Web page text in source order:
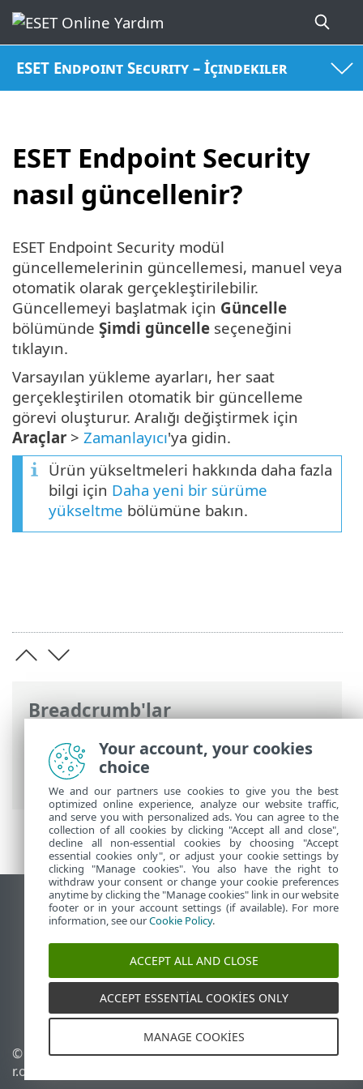
ESET Endpoint Security – İçindekiler
ESET Endpoint Security
nasıl güncellenir?
Breadcrumb'lar
ESET Online Yardım>ESET Endpoint
Security >SSS> ESET Endpoint Security
nasıl güncellenir?
ESET Endpoint Security modül
güncellemelerinin güncellemesi, manuel veya
otomatik olarak gerçekleştirilebilir.
Güncellemeyi başlatmak için Güncelle
bölümünde Şimdi güncelle seçeneğini
tıklayın.
Varsayılan yükleme ayarları, her saat
gerçekleştirilen otomatik bir güncelleme
görevi oluşturur. Aralığı değiştirmek için
Araçlar > Zamanlayıcı'ya gidin.
Ürün yükseltmeleri hakkında daha fazla
bilgi için Daha yeni bir sürüme
yükseltme bölümüne bakın.
Masaüstü sitesini görüntüle
End of Life
ESET Bilgi Bankası
ESET Status Portal
Bölgesel destek
© 1992 - 2026 ESET, spol. s
r.o. - Tüm hakları saklıdır.
Çerezleri yönet
Your account, your cookies
choice
We and our partners use cookies to give you the best
optimized online experience, analyze our website traffic,
and serve you with personalized ads. You can agree to the
collection of all cookies by clicking "Accept all and close",
decline all non-essential cookies by choosing "Accept
essential cookies only", or adjust your cookie settings by
clicking "Manage cookies". You also have the right to
withdraw your consent or change your cookie preferences
anytime by clicking the "Manage cookies" link in our website
footer or in your account settings (if available). For more
information, see ourCookie Policy.
ACCEPT ALL AND CLOSE
ACCEPT ESSENTIAL COOKIES ONLY
MANAGE COOKIES